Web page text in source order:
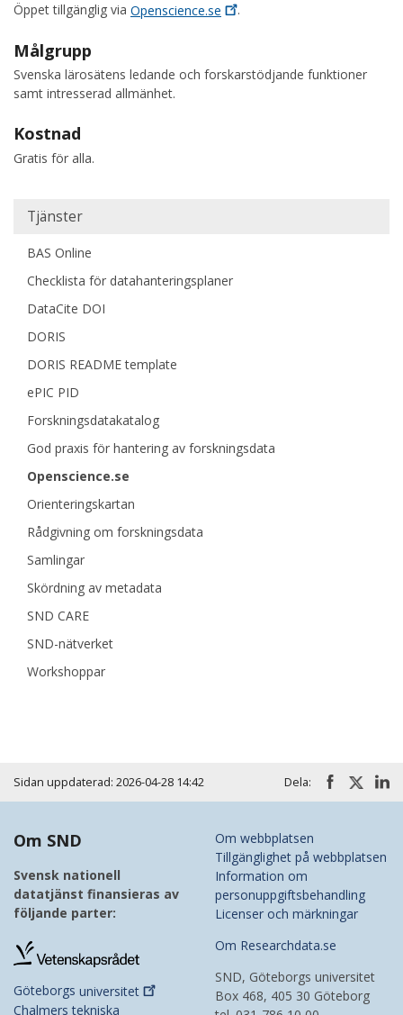
Öppet tillgänglig via Openscience.se .
Målgrupp
Svenska lärosätens ledande och forskarstödjande funktioner
samt intresserad allmänhet.
Kostnad
Gratis för alla.
Huvudmeny
Tjänster
BAS Online
Checklista för datahanteringsplaner
DataCite DOI
DORIS
DORIS README template
ePIC PID
Forskningsdatakatalog
God praxis för hantering av forskningsdata
Openscience.se
Orienteringskartan
Rådgivning om forskningsdata
Samlingar
Skördning av metadata
SND CARE
SND-nätverket
Workshoppar
Sidan uppdaterad: 2026-04-28 14:42 Dela:
Om SND
Svensk nationell
datatjänst finansieras av
följande parter:
Göteborgs universitet
Chalmers tekniska
Om webbplatsen
Tillgänglighet på webbplatsen
Information om
personuppgiftsbehandling
Licenser och märkningar
Om Researchdata.se
SND, Göteborgs universitet
Box 468, 405 30 Göteborg